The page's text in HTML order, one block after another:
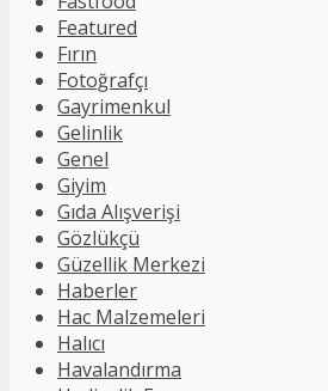
Featured
Fırın
Fotoğrafçı
Gayrimenkul
Gelinlik
Genel
Giyim
Gıda Alışverişi
Gözlükçü
Güzellik Merkezi
Haberler
Hac Malzemeleri
Halıcı
Havalandırma